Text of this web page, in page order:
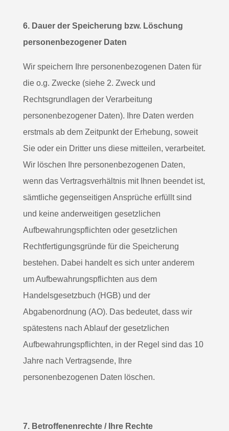
6. Dauer der Speicherung bzw. Löschung
personenbezogener Daten
Wir speichern Ihre personenbezogenen Daten für
die o.g. Zwecke (siehe 2. Zweck und
Rechtsgrundlagen der Verarbeitung
personenbezogener Daten). Ihre Daten werden
erstmals ab dem Zeitpunkt der Erhebung, soweit
Sie oder ein Dritter uns diese mitteilen, verarbeitet.
Wir löschen Ihre personenbezogenen Daten,
wenn das Vertragsverhältnis mit Ihnen beendet ist,
sämtliche gegenseitigen Ansprüche erfüllt sind
und keine anderweitigen gesetzlichen
Aufbewahrungspflichten oder gesetzlichen
Rechtfertigungsgründe für die Speicherung
bestehen. Dabei handelt es sich unter anderem
um Aufbewahrungspflichten aus dem
Handelsgesetzbuch (HGB) und der
Abgabenordnung (AO). Das bedeutet, dass wir
spätestens nach Ablauf der gesetzlichen
Aufbewahrungspflichten, in der Regel sind das 10
Jahre nach Vertragsende, Ihre
personenbezogenen Daten löschen.
7. Betroffenenrechte / Ihre Rechte